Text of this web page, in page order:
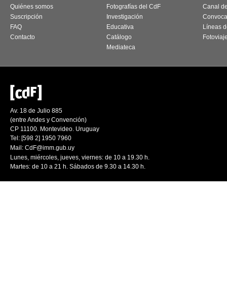
Quiénes somos
Suscripción
FAQ
Contacto
Fotografías del CdF
Investigación
Educativa
Catálogo
Mediateca
Canal
Líneas
Av. 18 de Julio 885
(entre Andes y Convención)
CP 11100. Montevideo. Uruguay
Tel: [598 2] 1950 7960
Mail: CdF@imm.gub.uy
Lunes, miércoles, jueves, viernes: de 10 a 19.30 h.
Martes: de 10 a 21 h. Sábados de 9.30 a 14.30 h.